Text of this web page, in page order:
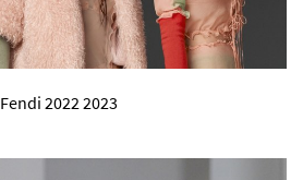
Fendi 2022 2023